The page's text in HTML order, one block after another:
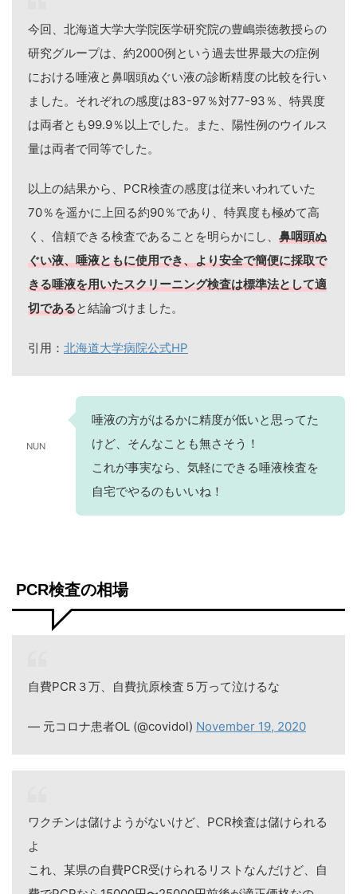
今回、北海道大学大学院医学研究院の豊嶋崇徳教授らの
研究グループは、約2000例という過去世界最大の症例
における唾液と鼻咽頭ぬぐい液の診断精度の比較を行い
ました。それぞれの感度は83-97％対77-93％、特異度
は両者とも99.9％以上でした。また、陽性例のウイルス
量は両者で同等でした。
以上の結果から、PCR検査の感度は従来いわれていた
70％を遥かに上回る約90％であり、特異度も極めて高
く、信頼できる検査であることを明らかにし、 鼻咽頭ぬ
ぐい液、唾液ともに使用でき、より安全で簡便に採取で
きる唾液を用いたスクリーニング検査は標準法として適
切であると結論づけました。
引用： 北海道大学病院公式HP
NUN
唾液の方がはるかに精度が低いと思ってた
けど、そんなことも無さそう！
これが事実なら、気軽にできる唾液検査を
自宅でやるのもいいね！
PCR検査の相場
自費PCR３万、自費抗原検査５万って泣けるな
— 元コロナ患者OL (@covidol) November 19, 2020
ワクチンは儲けようがないけど、PCR検査は儲けられる
よ
これ、某県の自費PCR受けられるリストなんだけど、自